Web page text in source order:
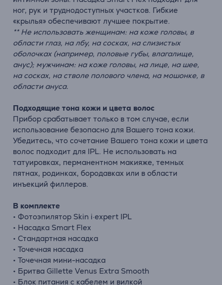
ног, рук и труднодоступных участков. Гибкие
«крылья» обеспечивают лучшее покрытие.
** Не использовать женщинам: на коже головы, в
области глаз, на лбу, на сосках, на слизистых
оболочках (например, половые губы, влагалище,
анус); мужчинам: на коже головы, на лице, на шее,
на сосках, на стволе полового члена, на мошонке, в
области ануса.
Подходящие тона кожи и цвета волос
Прибор срабатывает только в том случае, если
использование безопасно для Вашего тона кожи.
Убедитесь, что сочетание Вашего тона кожи и цвета
волос подходит для IPL. Не использовать на
татуировках, перманентном макияже, темных
пятнах, родинках, бородавках или в области
инъекций филлеров.
В комплекте
• Фотоэпилятор Skin i·expert IPL
• Насадка Smart Flex
• Стандартная насадка
• Точечная насадка
• Точечная мини-насадка
• Бритва Gillette Venus Extra Smooth
• Блок питания с кабелем и вилкой